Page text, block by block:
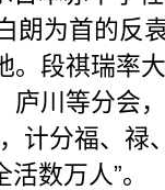
为首的反袁
。段祺瑞率
庐川等分会
计分福、禄
数万人”。